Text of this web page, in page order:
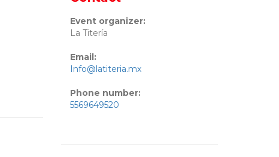
Event organizer:
La Titería
Email:
Info@latiteria.mx
Phone number:
5569649520